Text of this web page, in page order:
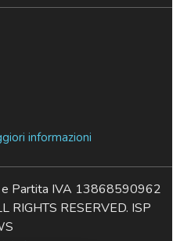
informazioni
Partita IVA 13868590962
RESERVED. ISP